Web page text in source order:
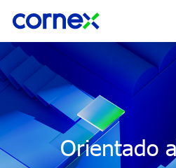
Orientado